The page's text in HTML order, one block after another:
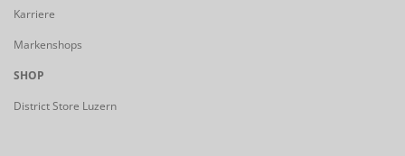
Karriere
Markenshops
SHOP
District Store Luzern